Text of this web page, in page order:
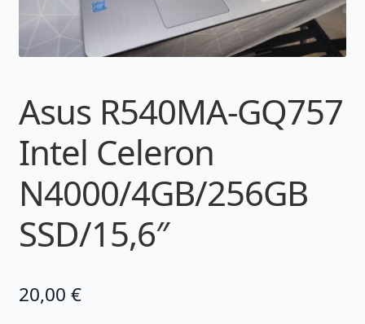
Asus R540MA-GQ757
Intel Celeron
N4000/4GB/256GB
SSD/15,6″
20,00 €